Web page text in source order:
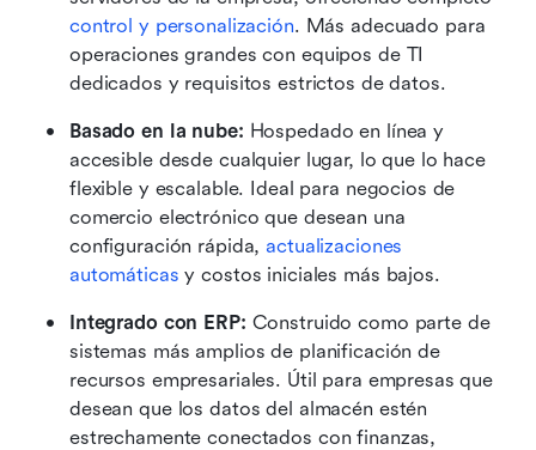
control y personalización. Más adecuado para
operaciones grandes con equipos de TI
dedicados y requisitos estrictos de datos.
Basado en la nube: Hospedado en línea y
accesible desde cualquier lugar, lo que lo hace
flexible y escalable. Ideal para negocios de
comercio electrónico que desean una
configuración rápida, actualizaciones
automáticas y costos iniciales más bajos.
Integrado con ERP: Construido como parte de
sistemas más amplios de planificación de
recursos empresariales. Útil para empresas que
desean que los datos del almacén estén
estrechamente conectados con finanzas,